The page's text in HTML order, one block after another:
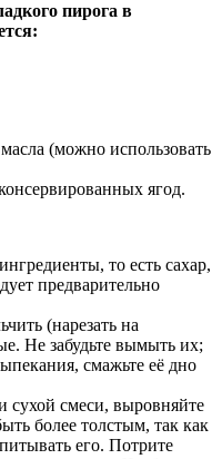
пирога в
(можно использовать
ягод.
то есть сахар,
предварительно
(нарезать на
Не забудьте вымыть их;
смажьте её дно
сухой смеси, выровняйте
более толстым, так как
его. Потрите